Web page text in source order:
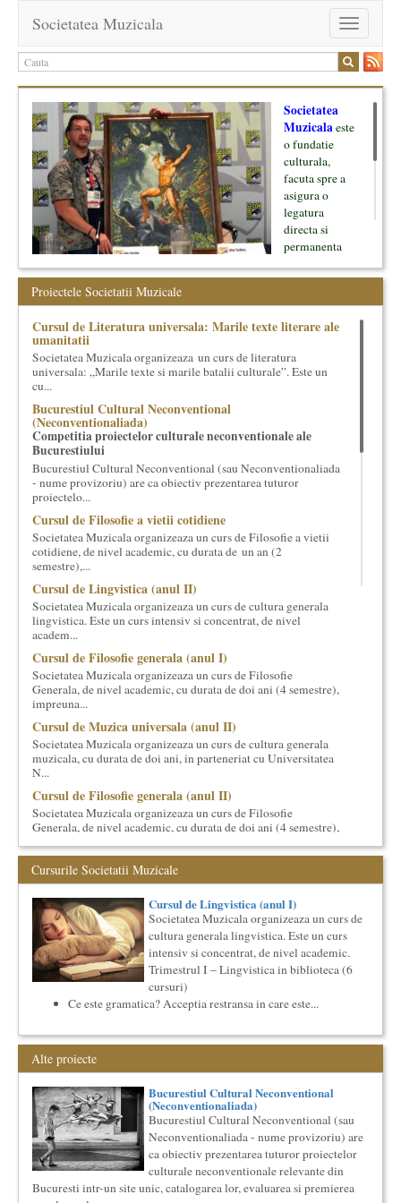
Toggle
navigation
Societatea Muzicala
Societatea
Muzicalaeste
o fundatie
culturala,
facuta spre a
asigura o
legatura
directa si
permanenta
oamenii ei, pe
inceput cu muzica clasica - si de aici numele -, insa acum
dezvoltam proiecte si in alte domenii ale culturii.
Facem management cultural, dezvoltam si administram proiecte
cultural si consultanta. Organizam concursuri, concerte si
evenimente culturale, private sau publice, tinem cursuri de
cultura generala muzicala, teatrala, filosofica si de alte feluri.
Cuvinte in plus despre proiect, despre cei care il administreaza si
cei care il finantateaza sunt in rubricile de mai jos.
Proiectele Societatii Muzicale
Cursul de Literatura universala: Marile texte literare ale
umanitatii
Societatea Muzicala organizeaza un curs de literatura
universala: „Marile texte si marile batalii culturale”. Este un
cu...
Bucurestiul Cultural Neconventional
(Neconventionaliada)
Competitia proiectelor culturale neconventionale ale
Bucurestiului
Bucurestiul Cultural Neconventional (sau Neconventionaliada
- nume provizoriu) are ca obiectiv prezentarea tuturor
proiectelo...
Cursul de Filosofie a vietii cotidiene
Societatea Muzicala organizeaza un curs de Filosofie a vietii
cotidiene, de nivel academic, cu durata de un an (2
semestre),...
Cursul de Lingvistica (anul II)
Societatea Muzicala organizeaza un curs de cultura generala
lingvistica. Este un curs intensiv si concentrat, de nivel
academ...
Cursul de Filosofie generala (anul I)
Societatea Muzicala organizeaza un curs de Filosofie
Generala, de nivel academic, cu durata de doi ani (4 semestre),
impreuna...
Cursul de Muzica universala (anul II)
Societatea Muzicala organizeaza un curs de cultura generala
muzicala, cu durata de doi ani, in parteneriat cu Universitatea
N...
Cursul de Filosofie generala (anul II)
Societatea Muzicala organizeaza un curs de Filosofie
Generala, de nivel academic, cu durata de doi ani (4 semestre),
Ziua Internationala a Subtitrarii
Editia I
Ziua Internationala a Subtitrarii - Editia I Universitatea din
Bucuresti, Sala James Joyce [sala MTTLC] Str. Pitar Mos nr. ...
Cursul de Arta universala: Marile capodopere
Societatea Muzicala organizeaza un curs de arta universala:
"Marile capodopere ale umanitatii". Este un curs intensiv si
con...
Precizari legate de formatul de predare a cursurilor de
Cultura universala
Am primit multe intrebari legate de felul in care se desfasoara
aceste cursuri de Cultura Universala - multi si le imagineaza...
Saptamana Romano-Britanica 2017
Masterclass de traducere literara stilizata de scriitori
englezi
Saptamana romano-britanica: 8-13 mai 2017 Sase scriitori
britanici stilizeaza traduceri din proza contemporana
romaneasca ...
The Fever
By Wallace Shawn, with Simona Maicanescu
The Fever de Wallace Shawn, one-woman show cu Simona
Cursurile Societatii Muzicale
Cursul de Lingvistica (anul I)
Societatea Muzicala organizeaza un curs de
cultura generala lingvistica. Este un curs
intensiv si concentrat, de nivel academic.
Trimestrul I – Lingvistica in biblioteca (6
cursuri)
Ce este gramatica? Acceptia restransa in care este...
Alte proiecte
Bucurestiul Cultural Neconventional
(Neconventionaliada)
Bucurestiul Cultural Neconventional (sau
Neconventionaliada - nume provizoriu) are
ca obiectiv prezentarea tuturor proiectelor
culturale neconventionale relevante din
Bucuresti intr-un site unic, catalogarea lor, evaluarea si premierea